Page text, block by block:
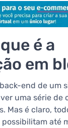
é a
em
end de um
uma série de
Mas é claro,
até